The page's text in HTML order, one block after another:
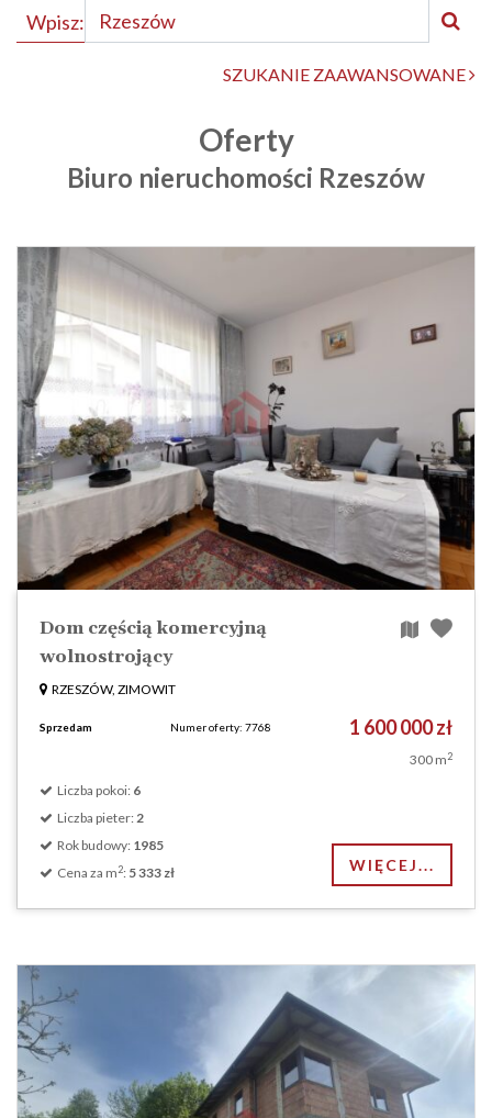
Wpisz:
SZUKANIE ZAAWANSOWANE
Oferty
Biuro nieruchomości Rzeszów
Dom częścią komercyjną
wolnostrojący
RZESZÓW, ZIMOWIT
Sprzedam Numer oferty: 7768 1 600 000 zł
300 m2
Liczba pokoi: 6
Liczba pieter:2
Rok budowy: 1985
Cena za m2: 5 333 zł WIĘCEJ...